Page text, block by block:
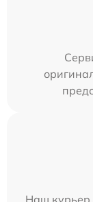
Наш курьер